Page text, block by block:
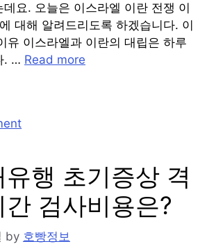
요. 오늘은 이스라엘 이란 전쟁 이
대해 알려드리도록 하겠습니다. 이
유 이스라엘과 이란의 대립은 하루
. … Read more
유행 초기증상 격
검사비용은?
by 호빵정보